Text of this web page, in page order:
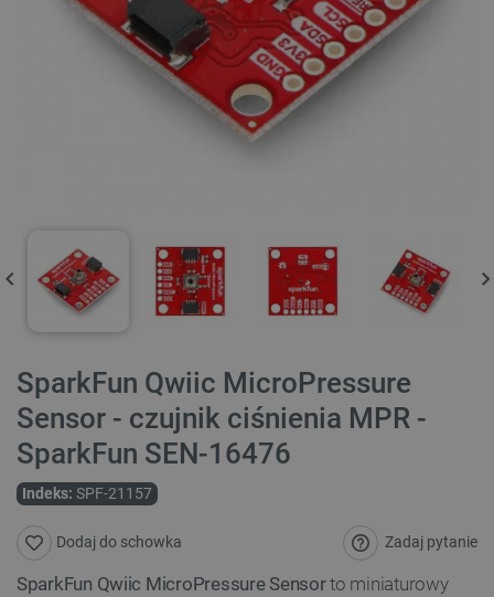
SparkFun Qwiic MicroPressure
Sensor - czujnik ciśnienia MPR -
SparkFun SEN-16476
Indeks: SPF-21157
Zadaj pytanie
Dodaj do schowka
SparkFun Qwiic MicroPressure Sensorto miniaturowy